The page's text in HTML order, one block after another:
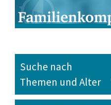
Suche nach
Themen und Alter